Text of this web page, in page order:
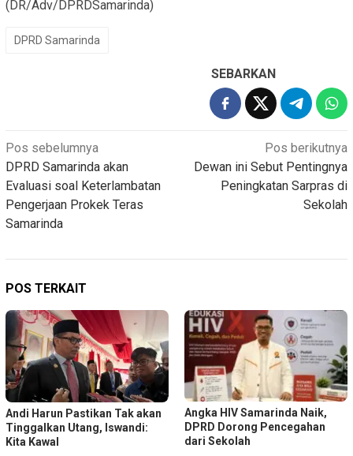
(DR/Adv/DPRDSamarinda)
DPRD Samarinda
SEBARKAN
Navigasi
pos
Pos sebelumnya
DPRD Samarinda akan
Evaluasi soal Keterlambatan
Pengerjaan Prokek Teras
Samarinda
Pos berikutnya
Dewan ini Sebut Pentingnya
Peningkatan Sarpras di
Sekolah
POS TERKAIT
Andi Harun Pastikan Tak akan
Tinggalkan Utang, Iswandi:
Kita Kawal
Angka HIV Samarinda Naik,
DPRD Dorong Pencegahan
dari Sekolah